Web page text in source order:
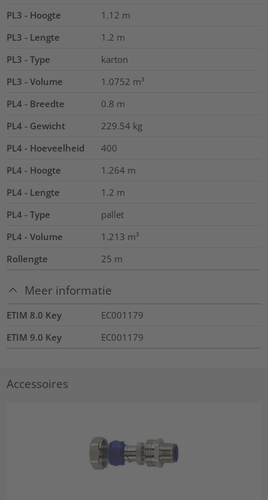
PL3 - Hoogte 1.12 m
PL3 - Lengte
1.2 m
PL3 - Type
karton
PL3 - Volume
1.0752 m³
PL4 - Breedte
0.8 m
PL4 - Gewicht
229.54 kg
PL4 - Hoeveelheid
400
PL4 - Hoogte
1.264 m
PL4 - Lengte
1.2 m
PL4 - Type
pallet
PL4 - Volume
1.213 m³
Rollengte
25 m
Meer informatie
ETIM 8.0 Key
EC001179
ETIM 9.0 Key
EC001179
Accessoires